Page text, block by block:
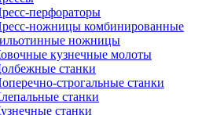
перфораторы
ножницы комбинированные
ножницы
кузнечные молоты
станки
строгальные станки
станки
станки